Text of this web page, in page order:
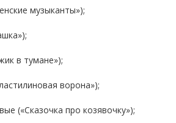
музыканты»);
в тумане»);
ворона»);
(«Сказочка про козявочку»);